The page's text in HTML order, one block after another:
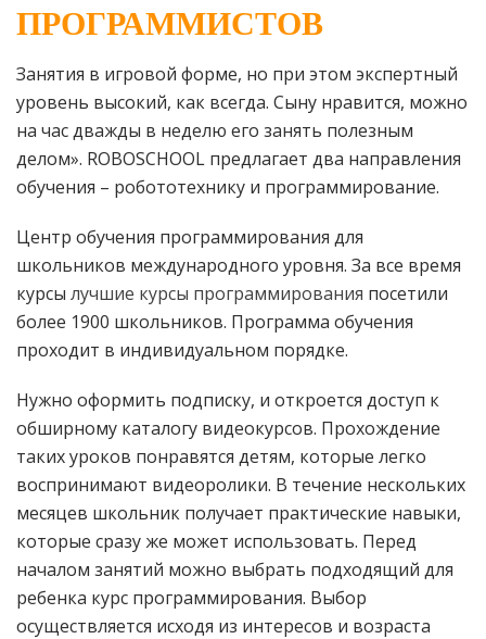
ПРОГРАММИСТОВ
Занятия в игровой форме, но при этом экспертный
уровень высокий, как всегда. Сыну нравится, можно
на час дважды в неделю его занять полезным
делом». ROBOSCHOOL предлагает два направления
обучения – робототехнику и программирование.
Центр обучения программирования для
школьников международного уровня. За все время
курсы лучшие курсы программирования посетили
более 1900 школьников. Программа обучения
проходит в индивидуальном порядке.
Нужно оформить подписку, и откроется доступ к
обширному каталогу видеокурсов. Прохождение
таких уроков понравятся детям, которые легко
воспринимают видеоролики. В течение нескольких
месяцев школьник получает практические навыки,
которые сразу же может использовать. Перед
началом занятий можно выбрать подходящий для
ребенка курс программирования. Выбор
осуществляется исходя из интересов и возраста